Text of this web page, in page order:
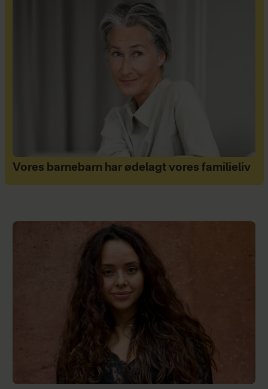
Vores barnebarn har ødelagt vores familieliv